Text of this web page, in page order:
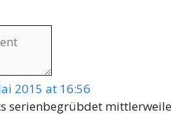
2015 at 16:56
serienbegrübdet